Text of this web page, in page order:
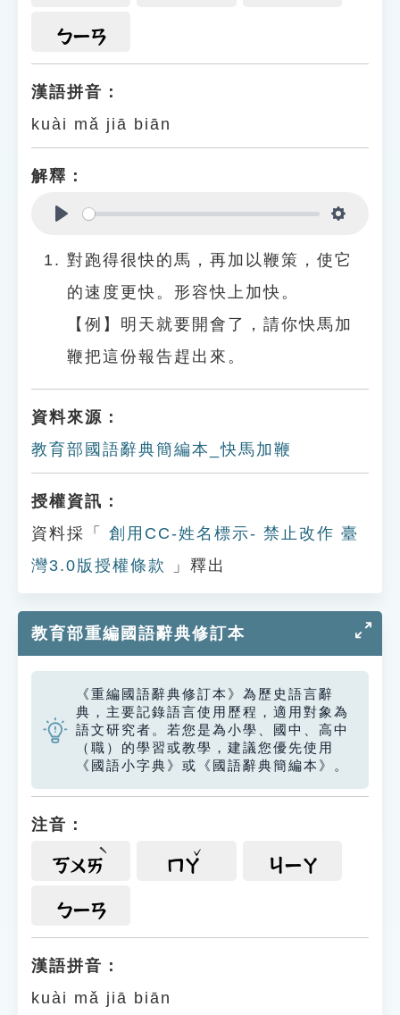
教學應用
貓頭鷹博士
ㄅㄧㄢ
漢語拼音：
kuài mǎ jiā biān
解釋：
對跑得很快的馬，再加以鞭策，使它
的速度更快。形容快上加快。
【例】明天就要開會了，請你快馬加
鞭把這份報告趕出來。
資料來源：
教育部國語辭典簡編本_快馬加鞭
授權資訊：
資料採「
創用CC-姓名標示- 禁止改作 臺
灣3.0版授權條款
」釋出
教育部重編國語辭典修訂本
《重編國語辭典修訂本》為歷史語言辭
典，主要記錄語言使用歷程，適用對象為
語文研究者。若您是為小學、國中、高中
（職）的學習或教學，建議您優先使用
《國語小字典》或《國語辭典簡編本》。
注音：
ㄎㄨㄞ ㄇㄚ ㄐㄧㄚ
ㄅㄧㄢ
漢語拼音：
kuài mǎ jiā biān